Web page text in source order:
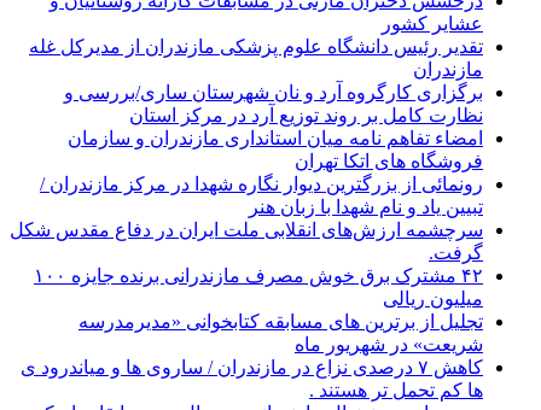
عشایر کشور
تقدیر رئیس دانشگاه علوم پزشکی مازندران از مدیرکل غله
مازندران
برگزاری کارگروه آرد و نان شهرستان ساری/بررسی و
نظارت کامل بر روند توزیع آرد در مرکز استان
امضاء تفاهم نامه میان استانداری مازندران و سازمان
فروشگاه های اتکا تهران
رونمائی از بزرگترین دیوار نگاره شهدا در مرکز مازندران /
تبیین یاد و نام شهدا با زبان هنر
سرچشمه ارزش‌های انقلابی ملت ایران در دفاع مقدس شکل
گرفت.
۴۲ مشترک برق خوش مصرف مازندرانی برنده جایزه ۱۰۰
میلیون ریالی
تجلیل از برترین های مسابقه کتابخوانی «مدیرمدرسه
شریعت» در شهریور ماه
کاهش ۷ درصدی نزاع در مازندران / ساروی ها و میاندرود ی
ها کم تحمل تر هستند‌ .